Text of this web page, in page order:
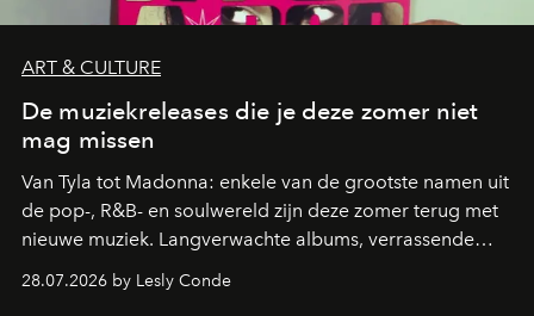
ART & CULTURE
De muziekreleases die je deze zomer niet
mag missen
Van Tyla tot Madonna: enkele van de grootste namen uit
de pop-, R&B- en soulwereld zijn deze zomer terug met
nieuwe muziek. Langverwachte albums, verrassende
comebacks en veelbelovende nieuwe projecten: dit zijn
de releases die je niet mag missen.
28.07.2026 by Lesly Conde